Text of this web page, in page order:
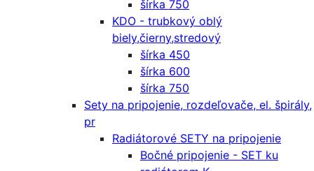
šírka 750
KDO - trubkový oblý
biely,čierny,stredový
šírka 450
šírka 600
šírka 750
Sety na pripojenie, rozdeľovače, el. špirály,
pr
Radiátorové SETY na pripojenie
Bočné pripojenie - SET ku